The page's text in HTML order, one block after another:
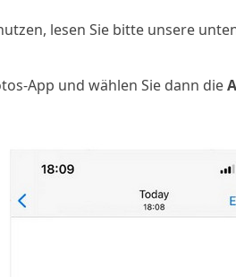
lesen Sie bitte unsere
App und wählen Sie dann die